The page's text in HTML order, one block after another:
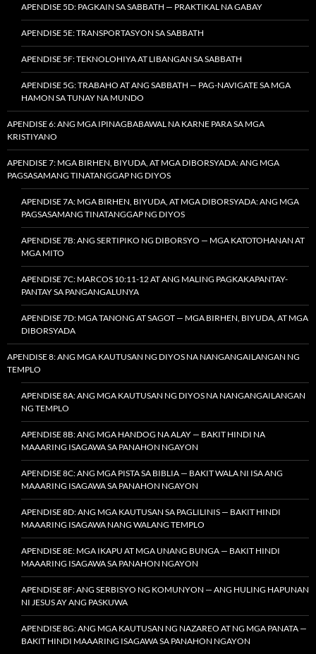
APENDISE 5D: PAGKAIN SA SABBATH — PRAKTIKAL NA GABAY
APENDISE 5E: TRANSPORTASYON SA SABBATH
APENDISE 5F: TEKNOLOHIYA AT LIBANGAN SA SABBATH
APENDISE 5G: TRABAHO AT ANG SABBATH — PAG-NAVIGATE SA MGA
HAMON SA TUNAY NA MUNDO
APENDISE 6: ANG MGA IPINAGBABAWAL NA KARNE PARA SA MGA
KRISTIYANO
APENDISE 7: MGA BIRHEN, BIYUDA, AT MGA DIBORSYADA: ANG MGA
PAGSASAMANG TINATANGGAP NG DIYOS
APENDISE 7A: MGA BIRHEN, BIYUDA, AT MGA DIBORSYADA: ANG MGA
PAGSASAMANG TINATANGGAP NG DIYOS
APENDISE 7B: ANG SERTIPIKO NG DIBORSYO — MGA KATOTOHANAN AT
MGA MITO
APENDISE 7C: MARCOS 10:11-12 AT ANG MALING PAGKAKAPANTAY-
PANTAY SA PANGANGALUNYA
APENDISE 7D: MGA TANONG AT SAGOT — MGA BIRHEN, BIYUDA, AT MGA
DIBORSYADA
APENDISE 8: ANG MGA KAUTUSAN NG DIYOS NA NANGANGAILANGAN NG
TEMPLO
APENDISE 8A: ANG MGA KAUTUSAN NG DIYOS NA NANGANGAILANGAN
NG TEMPLO
APENDISE 8B: ANG MGA HANDOG NA ALAY — BAKIT HINDI NA
MAAARING ISAGAWA SA PANAHON NGAYON
APENDISE 8C: ANG MGA PISTA SA BIBLIA — BAKIT WALA NI ISA ANG
MAAARING ISAGAWA SA PANAHON NGAYON
APENDISE 8D: ANG MGA KAUTUSAN SA PAGLILINIS — BAKIT HINDI
MAAARING ISAGAWA NANG WALANG TEMPLO
APENDISE 8E: MGA IKAPU AT MGA UNANG BUNGA — BAKIT HINDI
MAAARING ISAGAWA SA PANAHON NGAYON
APENDISE 8F: ANG SERBISYO NG KOMUNYON — ANG HULING HAPUNAN
NI JESUS AY ANG PASKUWA
APENDISE 8G: ANG MGA KAUTUSAN NG NAZAREO AT NG MGA PANATA —
BAKIT HINDI MAAARING ISAGAWA SA PANAHON NGAYON